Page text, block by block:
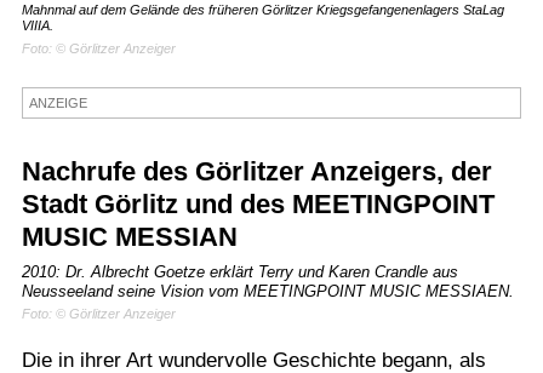
Mahnmal auf dem Gelände des früheren Görlitzer Kriegsgefangenenlagers StaLag
VIIIA.
Foto: © Görlitzer Anzeiger
ANZEIGE
Nachrufe des Görlitzer Anzeigers, der
Stadt Görlitz und des MEETINGPOINT
MUSIC MESSIAN
2010: Dr. Albrecht Goetze erklärt Terry und Karen Crandle aus
Neusseeland seine Vision vom MEETINGPOINT MUSIC MESSIAEN.
Foto: © Görlitzer Anzeiger
Die in ihrer Art wundervolle Geschichte begann, als